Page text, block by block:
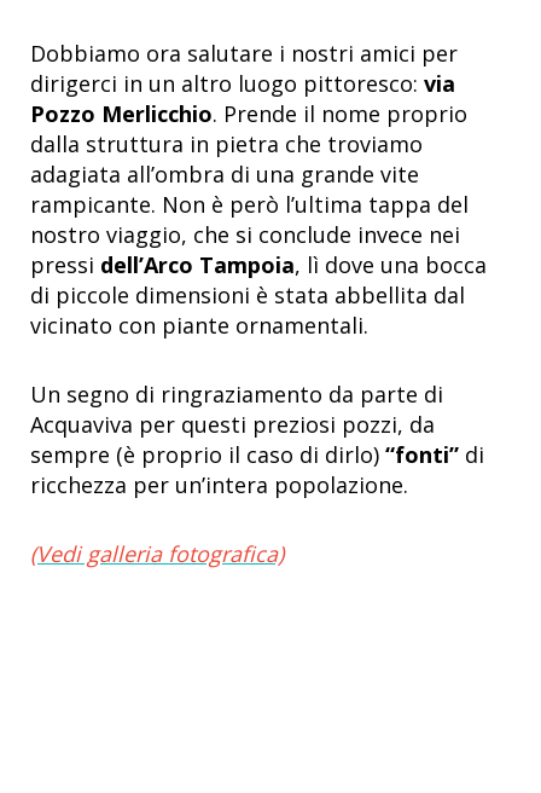
Dobbiamo ora salutare i nostri amici per
dirigerci in un altro luogo pittoresco: via
Pozzo Merlicchio. Prende il nome proprio
dalla struttura in pietra che troviamo
adagiata all’ombra di una grande vite
rampicante. Non è però l’ultima tappa del
nostro viaggio, che si conclude invece nei
pressi dell’Arco Tampoia, lì dove una bocca
di piccole dimensioni è stata abbellita dal
vicinato con piante ornamentali.
Un segno di ringraziamento da parte di
Acquaviva per questi preziosi pozzi, da
sempre (è proprio il caso di dirlo) “fonti” di
ricchezza per un’intera popolazione.
(Vedi galleria fotografica)